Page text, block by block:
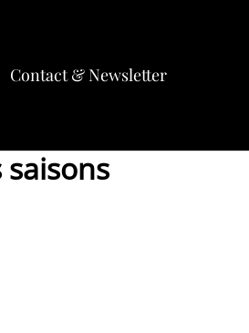
Contact & Newsletter